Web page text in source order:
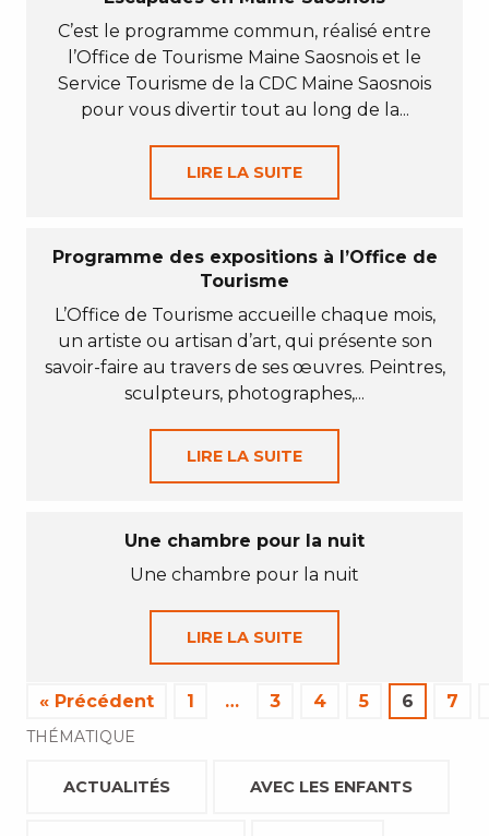
C’est le programme commun, réalisé entre
l’Office de Tourisme Maine Saosnois et le
Service Tourisme de la CDC Maine Saosnois
pour vous divertir tout au long de la...
LIRE LA SUITE
Programme des expositions à l’Office de
Tourisme
L’Office de Tourisme accueille chaque mois,
un artiste ou artisan d’art, qui présente son
savoir-faire au travers de ses œuvres. Peintres,
sculpteurs, photographes,...
LIRE LA SUITE
Une chambre pour la nuit
Une chambre pour la nuit
LIRE LA SUITE
« Précédent 1 … 3 4 5 6 7
THÉMATIQUE
ACTUALITÉS AVEC LES ENFANTS